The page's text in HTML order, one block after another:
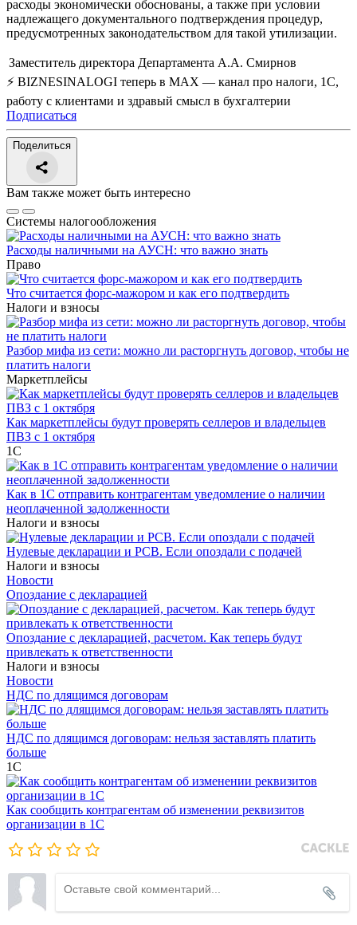
расходы экономически обоснованы, а также при условии
надлежащего документального подтверждения процедур,
предусмотренных законодательством для такой утилизации.
Заместитель директора Департамента А.А. Смирнов
⚡ BIZNESINALOGI теперь в MAX — канал про налоги, 1С,
работу с клиентами и здравый смысл в бухгалтерии
Подписаться
Поделиться
Вам также может быть интересно
Системы налогообложения
Расходы наличными на АУСН: что важно знать
Право
Что считается форс-мажором и как его подтвердить
Налоги и взносы
Разбор мифа из сети: можно ли расторгнуть договор, чтобы не
платить налоги
Маркетплейсы
Как маркетплейсы будут проверять селлеров и владельцев
ПВЗ с 1 октября
1С
Как в 1С отправить контрагентам уведомление о наличии
неоплаченной задолженности
Налоги и взносы
Нулевые декларации и РСВ. Если опоздали с подачей
Налоги и взносы
Новости
Опоздание с декларацией
Опоздание с декларацией, расчетом. Как теперь будут
привлекать к ответственности
Налоги и взносы
Новости
НДС по длящимся договорам
НДС по длящимся договорам: нельзя заставлять платить
больше
1С
Как сообщить контрагентам об изменении реквизитов
организации в 1C